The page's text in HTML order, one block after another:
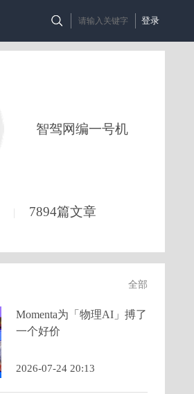
登录
智驾网编一号机
| 7894篇文章
全部
Momenta为「物理AI」搏了
一个好价
2026-07-24 20:13